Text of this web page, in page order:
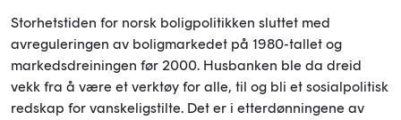
Storhetstiden for norsk boligpolitikken sluttet med
avreguleringen av boligmarkedet på 1980-tallet og
markedsdreiningen før 2000. Husbanken ble da dreid
vekk fra å være et verktøy for alle, til og bli et sosialpolitisk
redskap for vanskeligstilte. Det er i etterdønningene av